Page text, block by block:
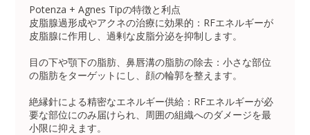
Potenza + Agnes Tipの特徴と利点
皮脂腺過形成やアクネの治療に効果的：RFエネルギーが
皮脂腺に作用し、過剰な皮脂分泌を抑制します。
目の下や顎下の脂肪、鼻唇溝の脂肪の除去：小さな部位
の脂肪をターゲットにし、顔の輪郭を整えます。
絶縁針による精密なエネルギー供給：RFエネルギーが必
要な部位にのみ届けられ、周囲の組織へのダメージを最
小限に抑えます。